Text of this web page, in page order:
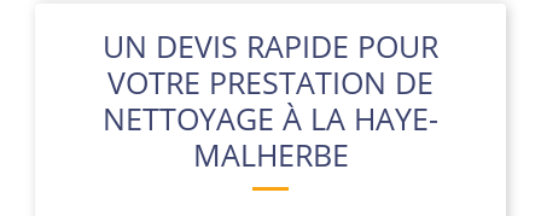
UN DEVIS RAPIDE POUR
VOTRE PRESTATION DE
NETTOYAGE À LA HAYE-
MALHERBE